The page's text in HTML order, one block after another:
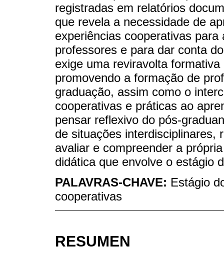
registradas em relatórios
que revela a necessidade de
experiências cooperativas
professores e para dar conta
exige uma reviravolta
promovendo a formação de
graduação, assim como o
cooperativas e práticas ao
pensar reflexivo do pós-
de situações interdisciplinares,
avaliar e compreender a
didática que envolve o estágio
PALAVRAS-CHAVE: Estágio
cooperativas
RESUMEN